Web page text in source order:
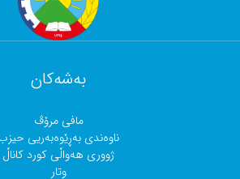
بەشەکان
مافی مرۆڤ
ناوەندی بەڕێوەبەریی
ژووری هەواڵی کورد کاناڵ
وتار